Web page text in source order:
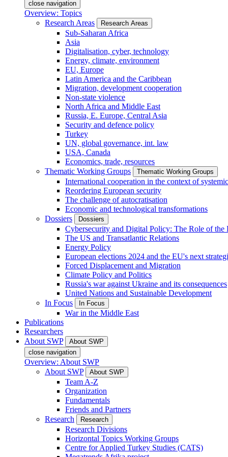
close navigation
Overview: Topics
Research Areas
Research Areas
Sub-Saharan Africa
Asia
Digitalisation, cyber, technology
Energy, climate, environment
EU, Europe
Latin America and the Caribbean
Migration, development cooperation
Non-state violence
North Africa and Middle East
Russia, E. Europe, Central Asia
Security and defence policy
Turkey
UN, global governance, int. law
USA, Canada
Economics, trade, resources
Thematic Working Groups
Thematic Working Groups
International cooperation in the context of
Reordering European security
The challenge of autocratisation
Economic and technological transformations
Dossiers
Dossiers
Cybersecurity and Digital Policy: The Role of
The US and Transatlantic Relations
Energy Policy
European elections 2024 and the EU's next
Forced Displacement and Migration
Climate Policy and Politics
Russia's war against Ukraine and its consequences
United Nations and Sustainable Development
In Focus
In Focus
War in the Middle East
Publications
Researchers
About SWP
About SWP
close navigation
Overview: About SWP
About SWP
About SWP
Team A-Z
Organization
Fundamentals
Friends and Partners
Research
Research
Research Divisions
Horizontal Topics Working Groups
Centre for Applied Turkey Studies (CATS)